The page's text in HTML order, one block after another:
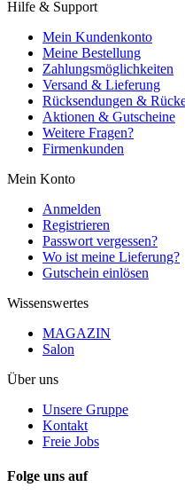
Hilfe & Support
Mein Kundenkonto
Meine Bestellung
Zahlungsmöglichkeiten
Versand & Lieferung
Rücksendungen &
Aktionen & Gutscheine
Weitere Fragen?
Firmenkunden
Mein Konto
Anmelden
Registrieren
Passwort vergessen?
Wo ist meine Lieferung?
Gutschein einlösen
Wissenswertes
MAGAZIN
Salon
Über uns
Unsere Gruppe
Kontakt
Freie Jobs
Folge uns auf